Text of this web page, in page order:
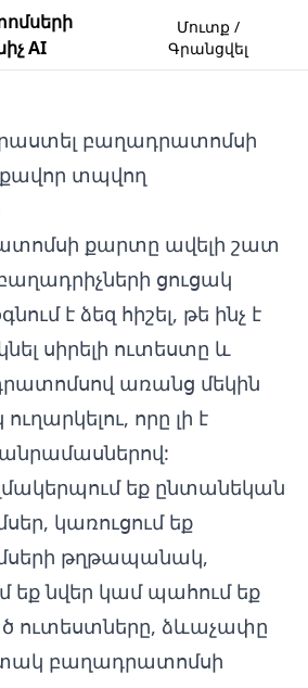
AI
Մուտք /
Գրանցվել
բաղադրատոմսի
տպվող
քարտը ավելի շատ
ցուցակ
է ձեզ հիշել, թե ինչ է
սիրելի ուտեստը և
առանց մեկին
որը լի է
եք ընտանեկան
կառուցում եք
թղթապանակ,
նվեր կամ պահում եք
ուտեստները, ձևաչափը
բաղադրատոմսի